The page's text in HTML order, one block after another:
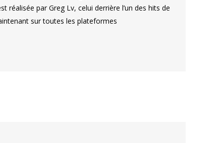
par Greg Lv, celui derrière l’un des hits de
sur toutes les plateformes